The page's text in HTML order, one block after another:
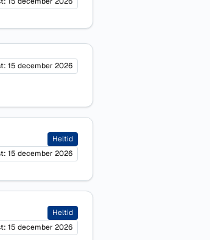
15 december 2026
Heltid
15 december 2026
Heltid
15 december 2026